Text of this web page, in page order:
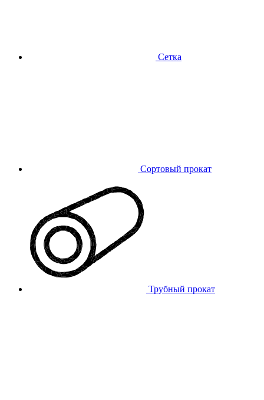
Сетка
Сортовый прокат
Трубный прокат